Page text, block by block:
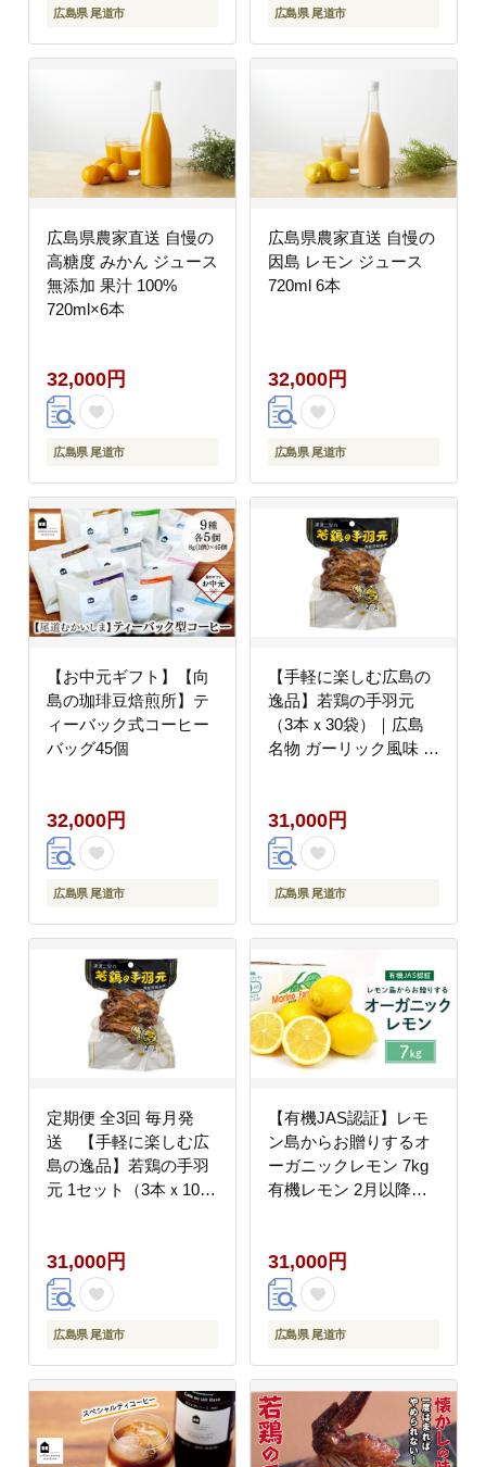
広島県 尾道市 広島県 尾道市
広島県農家直送 自慢の
高糖度 みかん ジュース
無添加 果汁 100%
720ml×6本
32,000円
広島県 尾道市
広島県農家直送 自慢の
因島 レモン ジュース
720ml 6本
32,000円
広島県 尾道市
【お中元ギフト】【向
島の珈琲豆焙煎所】テ
ィーバック式コーヒー
バッグ45個
32,000円
広島県 尾道市
【手軽に楽しむ広島の
逸品】若鶏の手羽元
（3本ｘ30袋）｜広島
名物 ガーリック風味 常
県 尾道市
31,000円
広島県 尾道市
定期便 全3回 毎月発
送 【手軽に楽しむ広
島の逸品】若鶏の手羽
元 1セット（3本ｘ10
存 おつまみ ギフト プ
レゼント 贈り物 広島県
尾道市
31,000円
広島県 尾道市
【有機JAS認証】レモ
ン島からお贈りするオ
ーガニックレモン 7kg
有機レモン 2月以降発
31,000円
広島県 尾道市